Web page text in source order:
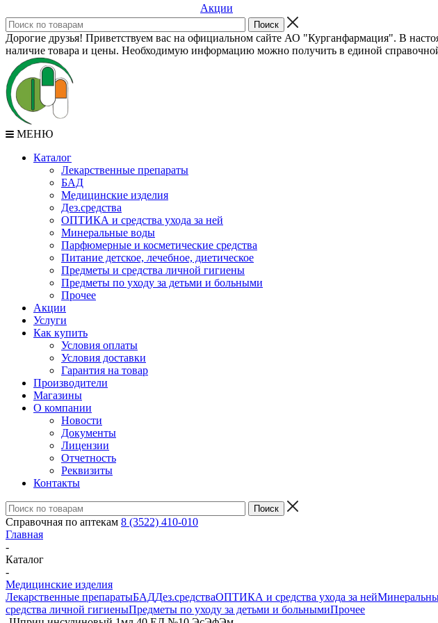
Акции
Дорогие друзья! Приветствуем вас на официальном сайте АО "Курганфармация". В
наличие товара и цены. Необходимую информацию можно получить в единой
МЕНЮ
Каталог
Лекарственные препараты
БАД
Медицинские изделия
Дез.средства
ОПТИКА и средства ухода за ней
Минеральные воды
Парфюмерные и косметические средства
Питание детское, лечебное, диетическое
Предметы и средства личной гигиены
Предметы по уходу за детьми и больными
Прочее
Акции
Услуги
Как купить
Условия оплаты
Условия доставки
Гарантия на товар
Производители
Магазины
О компании
Новости
Документы
Лицензии
Отчетность
Реквизиты
Контакты
Справочная по аптекам 8 (3522) 410-010
Главная
-
Каталог
-
Медицинские изделия
Лекарственные препаратыБАДДез.средстваОПТИКА и средства ухода за ней
средства личной гигиеныПредметы по уходу за детьми и больнымиПрочее